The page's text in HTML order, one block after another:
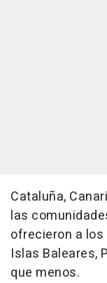
Cataluña,
las
ofrecieron a
Islas Baleares,
que menos.